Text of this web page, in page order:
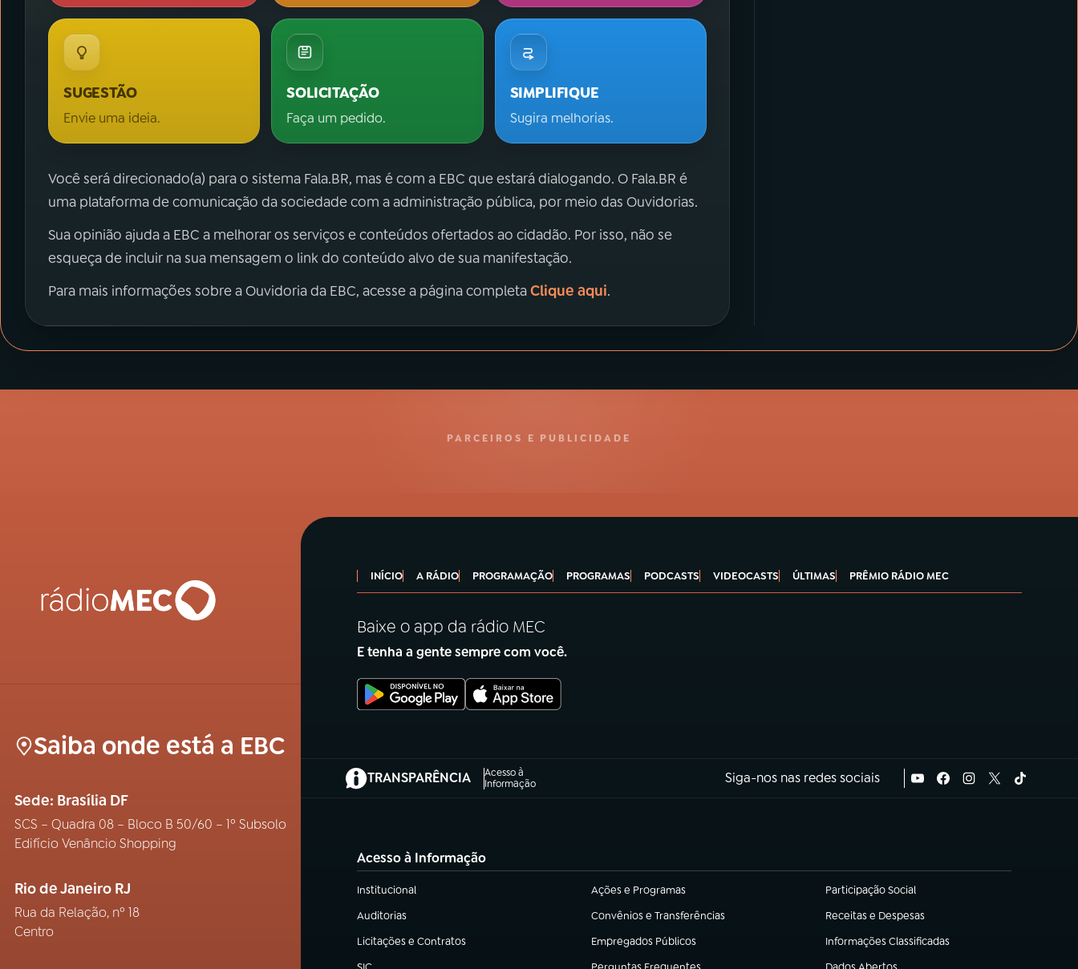
SUGESTÃO
Envie uma ideia.
SOLICITAÇÃO
Faça um pedido.
SIMPLIFIQUE
Sugira melhorias.
Você será direcionado(a) para o sistema Fala.BR, mas é com a EBC que estará dialogando. O Fala.BR é
uma plataforma de comunicação da sociedade com a administração pública, por meio das Ouvidorias.
Sua opinião ajuda a EBC a melhorar os serviços e conteúdos ofertados ao cidadão. Por isso, não se
esqueça de incluir na sua mensagem o link do conteúdo alvo de sua manifestação.
Para mais informações sobre a Ouvidoria da EBC, acesse a página completaClique aqui.
PARCEIROS E PUBLICIDADE
Saiba onde está a EBC
Sede: Brasília DF
SCS – Quadra 08 – Bloco B 50/60 – 1º Subsolo
Edifício Venâncio Shopping
Rio de Janeiro RJ
Rua da Relação, nº 18
Centro
INÍCIO A RÁDIO PROGRAMAÇÃO PROGRAMAS PODCASTS VIDEOCASTS ÚLTIMAS PRÊMIO RÁDIO MEC
Baixe o app da rádio MEC
E tenha a gente sempre com você.
TRANSPARÊNCIA
Acesso à
Informação
(abre em nova aba) Siga-nos nas redes sociais
Acesso à Informação
Institucional
(abre em nova aba) Ações e Programas
(abre em nova aba) Participação Social
(abre em nova aba)
Auditorias
(abre em nova aba) Convênios e Transferências
(abre em nova aba) Receitas e Despesas
(abre em nova aba)
Licitações e Contratos
(abre em nova aba) Empregados Públicos
(abre em nova aba) Informações Classificadas
(abre em nova aba)